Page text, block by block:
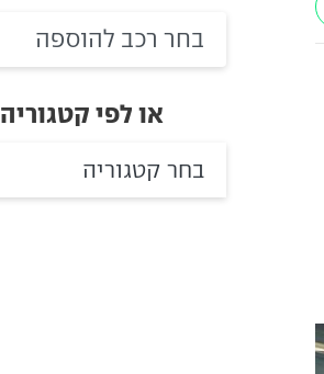
או לפי קטגוריה
בחר קטגוריה